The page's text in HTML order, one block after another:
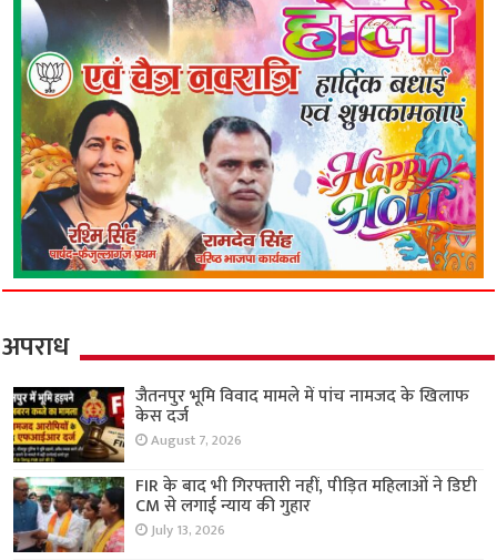
अपराध
जैतनपुर भूमि विवाद मामले में पांच नामजद के खिलाफ
केस दर्ज
August 7, 2026
FIR के बाद भी गिरफ्तारी नहीं, पीड़ित महिलाओं ने डिप्टी
CM से लगाई न्याय की गुहार
July 13, 2026